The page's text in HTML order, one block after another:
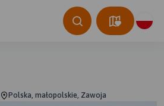
Polska, małopolskie, Zawoja